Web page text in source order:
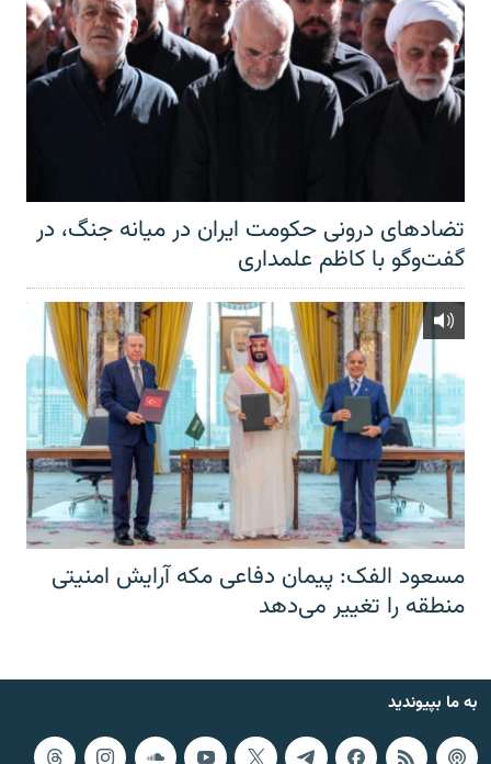
تضادهای درونی حکومت ایران در میانه جنگ، در
گفت‌‌وگو با کاظم علمداری
مسعود الفک: پیمان دفاعی مکه آرایش امنیتی
منطقه را تغییر می‌دهد
به ما بپیوندید